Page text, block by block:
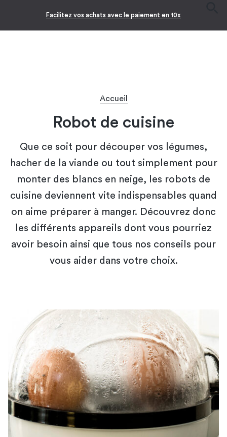
Facilitez vos achats avec le paiement en 10x
Accueil
Robot de cuisine
Que ce soit pour découper vos légumes,
hacher de la viande ou tout simplement pour
monter des blancs en neige, les robots de
cuisine deviennent vite indispensables quand
on aime préparer à manger. Découvrez donc
les différents appareils dont vous pourriez
avoir besoin ainsi que tous nos conseils pour
vous aider dans votre choix.